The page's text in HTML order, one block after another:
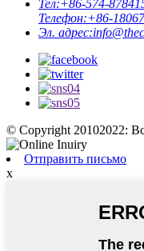
Тел:+86-574-
Телефон:+86-
Эл. адрес:
© Copyright 20102022:
Отправить письмо
x